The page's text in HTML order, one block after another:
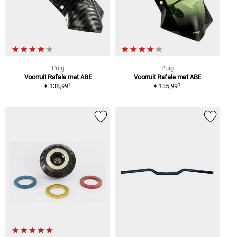
Puig
Voorruit Rafale met ABE
€ 138,991
Puig
Voorruit Rafale met ABE
€ 135,991